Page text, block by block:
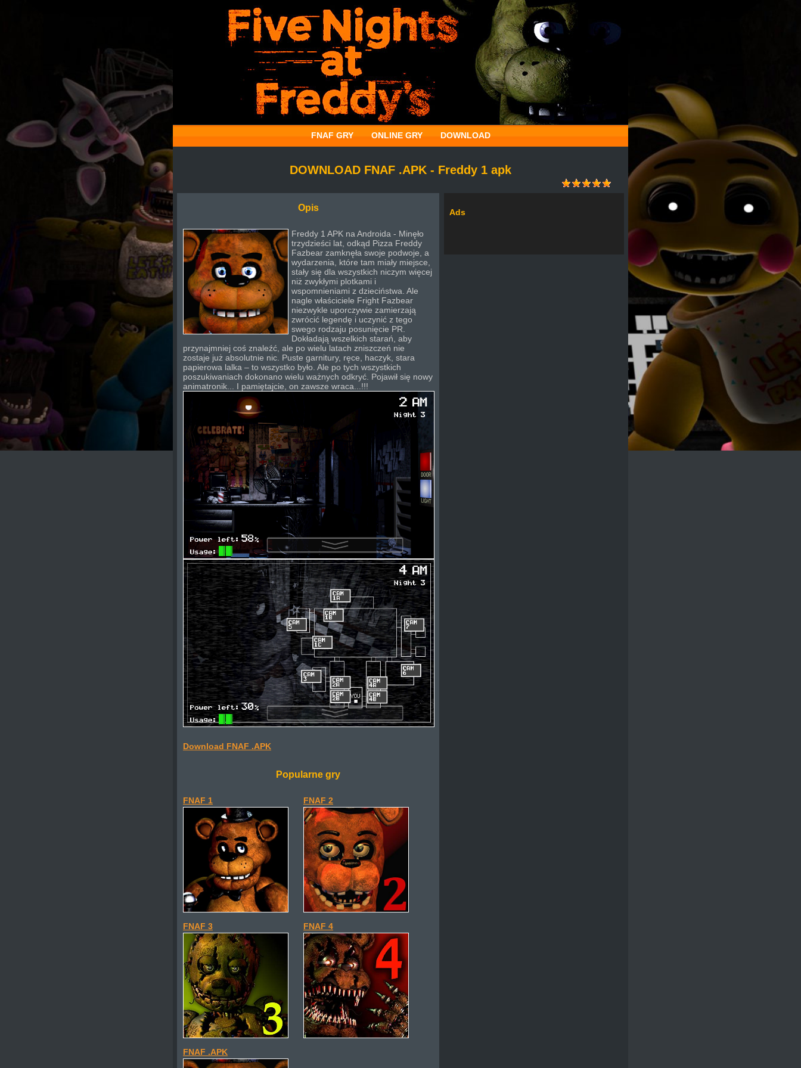
FNAF GRY ONLINE GRY DOWNLOAD
DOWNLOAD FNAF .APK - Freddy 1 apk
Opis
Freddy 1 APK na Androida - Minęło
trzydzieści lat, odkąd Pizza Freddy
Fazbear zamknęła swoje podwoje, a
wydarzenia, które tam miały miejsce,
stały się dla wszystkich niczym więcej
niż zwykłymi plotkami i
wspomnieniami z dzieciństwa. Ale
nagle właściciele Fright Fazbear
niezwykle uporczywie zamierzają
zwrócić legendę i uczynić z tego
swego rodzaju posunięcie PR.
Dokładają wszelkich starań, aby
przynajmniej coś znaleźć, ale po wielu latach zniszczeń nie
zostaje już absolutnie nic. Puste garnitury, ręce, haczyk, stara
papierowa lalka – to wszystko było. Ale po tych wszystkich
poszukiwaniach dokonano wielu ważnych odkryć. Pojawił się nowy
animatronik... I pamiętajcie, on zawsze wraca...!!!
Download FNAF .APK
Popularne gry
FNAF 1 FNAF 2
FNAF 3 FNAF 4
FNAF .APK
Ads